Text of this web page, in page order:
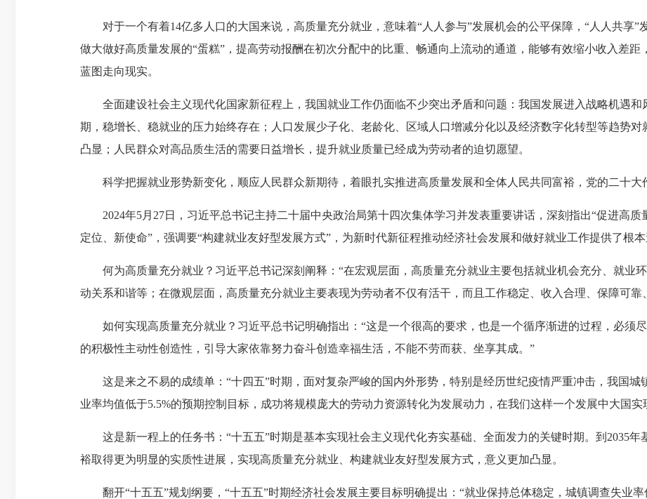
对于一个有着14亿多人口的大国来说，高质量充分就业，意味着“人人参与”发展机会的公平保障，“人人共享”
做大做好高质量发展的“蛋糕”，提高劳动报酬在初次分配中的比重、畅通向上流动的通道，能够有效缩小收入差
蓝图走向现实。
全面建设社会主义现代化国家新征程上，我国就业工作仍面临不少突出矛盾和问题：我国发展进入战略机遇和
期，稳增长、稳就业的压力始终存在；人口发展少子化、老龄化、区域人口增减分化以及经济数字化转型等趋势
凸显；人民群众对高品质生活的需要日益增长，提升就业质量已经成为劳动者的迫切愿望。
科学把握就业形势新变化，顺应人民群众新期待，着眼扎实推进高质量发展和全体人民共同富裕，党的二十大
2024年5月27日，习近平总书记主持二十届中央政治局第十四次集体学习并发表重要讲话，深刻指出“促进高质
定位、新使命”，强调要“构建就业友好型发展方式”，为新时代新征程推动经济社会发展和做好就业工作提供了根本
何为高质量充分就业？习近平总书记深刻阐释：“在宏观层面，高质量充分就业主要包括就业机会充分、就业
动关系和谐等；在微观层面，高质量充分就业主要表现为劳动者不仅有活干，而且工作稳定、收入合理、保障可靠
如何实现高质量充分就业？习近平总书记明确指出：“这是一个很高的要求，也是一个循序渐进的过程，必须
的积极性主动性创造性，引导大家依靠努力奋斗创造幸福生活，不能不劳而获、坐享其成。”
这是来之不易的成绩单：“十四五”时期，面对复杂严峻的国内外形势，特别是经历世纪疫情严重冲击，我国城
业率均值低于5.5%的预期控制目标，成功将规模庞大的劳动力资源转化为发展动力，在我们这样一个发展中大国实
这是新一程上的任务书：“十五五”时期是基本实现社会主义现代化夯实基础、全面发力的关键时期。到2035年
裕取得更为明显的实质性进展，实现高质量充分就业、构建就业友好型发展方式，意义更加凸显。
翻开“十五五”规划纲要，“十五五”时期经济社会发展主要目标明确提出：“就业保持总体稳定，城镇调查失业率